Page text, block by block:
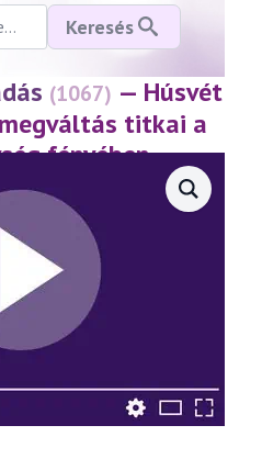
Keresés
(1067) — Húsvét
titkai a
fényében